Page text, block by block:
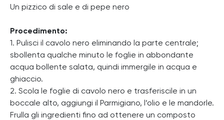
Un pizzico di sale e di pepe nero
Procedimento:
1. Pulisci il cavolo nero eliminando la parte centrale;
sbollenta qualche minuto le foglie in abbondante
acqua bollente salata, quindi immergile in acqua e
ghiaccio.
2. Scola le foglie di cavolo nero e trasferiscile in un
boccale alto, aggiungi il Parmigiano, l’olio e le mandorle.
Frulla gli ingredienti fino ad ottenere un composto